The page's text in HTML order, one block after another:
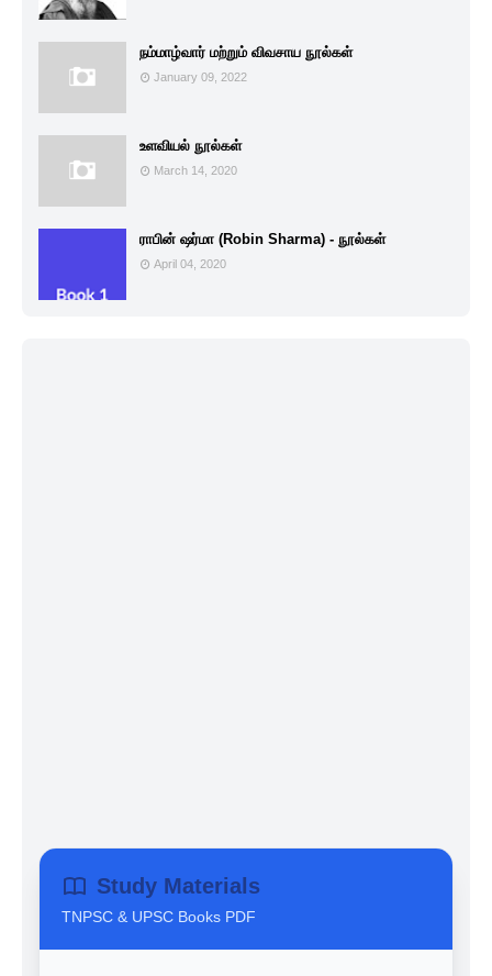
நம்மாழ்வார் மற்றும் விவசாய நூல்கள்
January 09, 2022
உளவியல் நூல்கள்
March 14, 2020
ராபின் ஷர்மா (Robin Sharma) - நூல்கள்
April 04, 2020
Study Materials
TNPSC & UPSC Books PDF